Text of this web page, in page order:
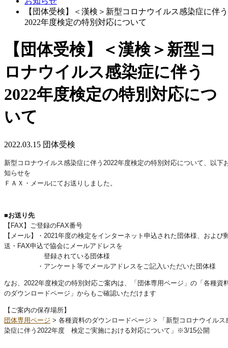
【団体受検】＜漢検＞新型コロナウイルス感染症に伴う
2022年度検定の特別対応について
【団体受検】＜漢検＞新型コ
ロナウイルス感染症に伴う
2022年度検定の特別対応につ
いて
2022.03.15 団体受検
新型コロナウイルス感染症に伴う2022年度検定の特別対応について、以下
知らせを
ＦＡＸ・メールにてお送りしました。
■お送り先
【FAX】ご登録のFAX番号
【メール】・2021年度の検定をインターネット申込された団体様、および
送・FAX申込で協会にメールアドレスを
登録されている団体様
・アンケート等でメールアドレスをご記入いただいた団体様
なお、2022年度検定の特別対応ご案内は、「団体専用ページ」の「各種資
のダウンロードページ」からもご確認いただけます
【ご案内の保存場所】
団体専用ページ > 各種資料のダウンロードページ > 「新型コロナウイルス
染症に伴う2022年度 検定ご実施における対応について」※3/15公開